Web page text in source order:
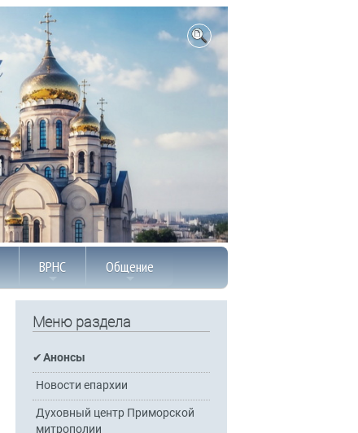
ВРНС Общение
Меню раздела
Анонсы
Новости епархии
Духовный центр Приморской
митрополии